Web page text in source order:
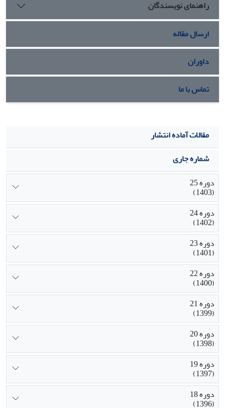
راهنمای نویسندگان
ارسال مقاله
داوران
تماس با ما
مقالات آماده انتشار
شماره جاری
دوره 25
(1403)
دوره 24
(1402)
دوره 23
(1401)
دوره 22
(1400)
دوره 21
(1399)
دوره 20
(1398)
دوره 19
(1397)
دوره 18
(1396)